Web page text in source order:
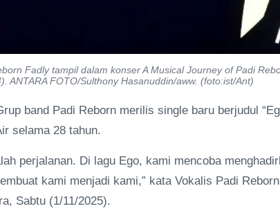
Fadly tampil dalam konser A Musical Journey of Padi
ANTARA FOTO/Sulthony Hasanuddin/aww. (foto:ist/Ant)
band Padi Reborn merilis single baru berjudul
selama 28 tahun.
perjalanan. Di lagu Ego, kami mencoba
kami menjadi kami,” kata Vokalis Padi
Sabtu (1/11/2025).​